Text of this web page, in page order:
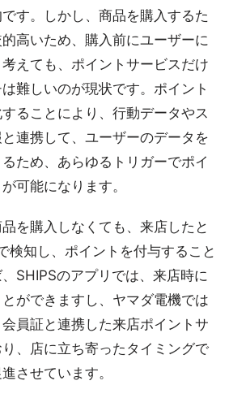
す。しかし、商品を購入するた
高いため、購入前にユーザーに
えても、ポイントサービスだけ
難しいのが現状です。ポイント
ることにより、行動データやス
連携して、ユーザーのデータを
ため、あらゆるトリガーでポイ
可能になります。
を購入しなくても、来店したと
検知し、ポイントを付与すること
SHIPSのアプリでは、来店時に
ができますし、ヤマダ電機では
員証と連携した来店ポイントサ
、店に立ち寄ったタイミングで
させています。